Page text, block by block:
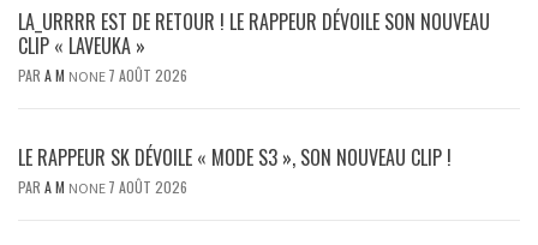
LA_URRRR EST DE RETOUR ! LE RAPPEUR DÉVOILE SON NOUVEAU
CLIP « LAVEUKA »
PAR A M NONE 7 AOÛT 2026
LE RAPPEUR SK DÉVOILE « MODE S3 », SON NOUVEAU CLIP !
PAR A M NONE 7 AOÛT 2026